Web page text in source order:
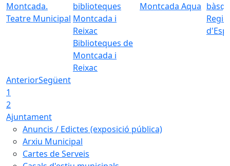
Teatre Municipal
Biblioteques de
Montcada i
Reixac
Montcada Aqua
AnteriorSegüent
1
2
Ajuntament
Anuncis / Edictes (exposició pública)
Arxiu Municipal
Cartes de Serveis